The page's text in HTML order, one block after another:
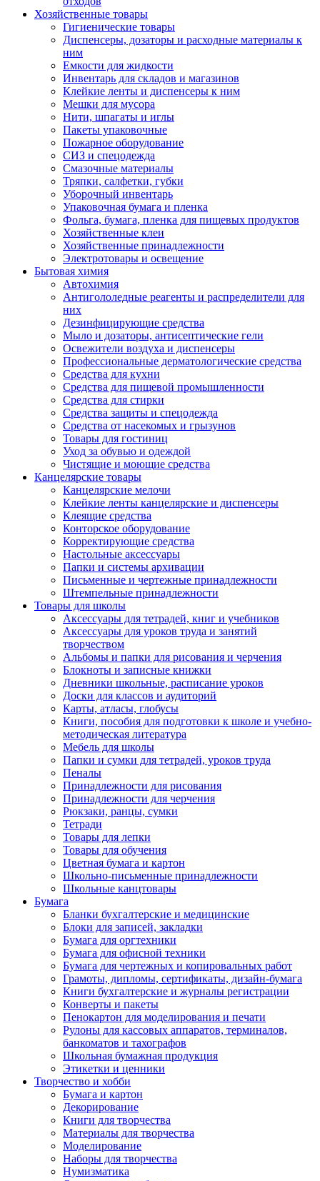
Хозяйственные товары
Гигиенические товары
Диспенсеры, дозаторы и расходные материалы к
ним
Емкости для жидкости
Инвентарь для складов и магазинов
Клейкие ленты и диспенсеры к ним
Мешки для мусора
Нити, шпагаты и иглы
Пакеты упаковочные
Пожарное оборудование
СИЗ и спецодежда
Смазочные материалы
Тряпки, салфетки, губки
Уборочный инвентарь
Упаковочная бумага и пленка
Фольга, бумага, пленка для пищевых продуктов
Хозяйственные клеи
Хозяйственные принадлежности
Электротовары и освещение
Бытовая химия
Автохимия
Антигололедные реагенты и распределители для
них
Дезинфицирующие средства
Мыло и дозаторы, антисептические гели
Освежители воздуха и диспенсеры
Профессиональные дерматологические средства
Средства для кухни
Средства для пищевой промышленности
Средства для стирки
Средства защиты и спецодежда
Средства от насекомых и грызунов
Товары для гостиниц
Уход за обувью и одеждой
Чистящие и моющие средства
Канцелярские товары
Канцелярские мелочи
Клейкие ленты канцелярские и диспенсеры
Клеящие средства
Конторское оборудование
Корректирующие средства
Настольные аксессуары
Папки и системы архивации
Письменные и чертежные принадлежности
Штемпельные принадлежности
Товары для школы
Аксессуары для тетрадей, книг и учебников
Аксессуары для уроков труда и занятий
творчеством
Альбомы и папки для рисования и черчения
Блокноты и записные книжки
Дневники школьные, расписание уроков
Доски для классов и аудиторий
Карты, атласы, глобусы
Книги, пособия для подготовки к школе и учебно-
методическая литература
Мебель для школы
Папки и сумки для тетрадей, уроков труда
Пеналы
Принадлежности для рисования
Принадлежности для черчения
Рюкзаки, ранцы, сумки
Тетради
Товары для лепки
Товары для обучения
Цветная бумага и картон
Школьно-письменные принадлежности
Школьные канцтовары
Бумага
Бланки бухгалтерские и медицинские
Блоки для записей, закладки
Бумага для оргтехники
Бумага для офисной техники
Бумага для чертежных и копировальных работ
Грамоты, дипломы, сертификаты, дизайн-бумага
Книги бухгалтерские и журналы регистрации
Конверты и пакеты
Пенокартон для моделирования и печати
Рулоны для кассовых аппаратов, терминалов,
банкоматов и тахографов
Школьная бумажная продукция
Этикетки и ценники
Творчество и хобби
Бумага и картон
Декорирование
Книги для творчества
Материалы для творчества
Моделирование
Наборы для творчества
Нумизматика